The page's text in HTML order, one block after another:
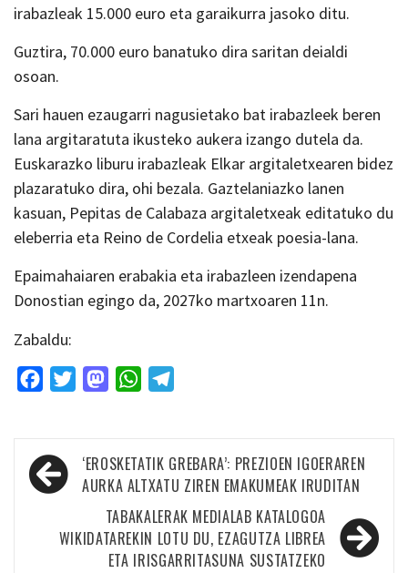
irabazleak 15.000 euro eta garaikurra jasoko ditu.
Guztira, 70.000 euro banatuko dira saritan deialdi
osoan.
Sari hauen ezaugarri nagusietako bat irabazleek beren
lana argitaratuta ikusteko aukera izango dutela da.
Euskarazko liburu irabazleak Elkar argitaletxearen bidez
plazaratuko dira, ohi bezala. Gaztelaniazko lanen
kasuan, Pepitas de Calabaza argitaletxeak editatuko du
eleberria eta Reino de Cordelia etxeak poesia-lana.
Epaimahaiaren erabakia eta irabazleen izendapena
Donostian egingo da, 2027ko martxoaren 11n.
Zabaldu:
FacebookTwitterMastodonWhatsApp
Bidalketetan
zehar
nabigatu
‘EROSKETATIK GREBARA’: PREZIOEN IGOERAREN
AURKA ALTXATU ZIREN EMAKUMEAK IRUDITAN
TABAKALERAK MEDIALAB KATALOGOA
WIKIDATAREKIN LOTU DU, EZAGUTZA LIBREA
ETA IRISGARRITASUNA SUSTATZEKO